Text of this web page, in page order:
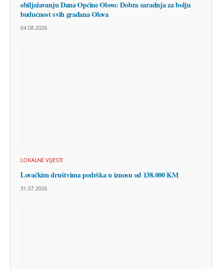
obilježavanju Dana Općine Olovo: Dobra saradnja za bolju
budućnost svih građana Olova
04.08.2026
LOKALNE VIJESTI
Lovačkim društvima podrška u iznosu od 138.000 KM
31.07.2026